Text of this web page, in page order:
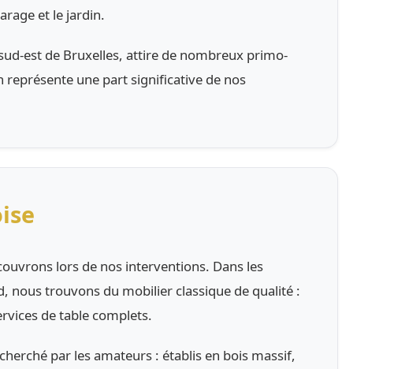
et le jardin.
est de Bruxelles, attire de nombreux primo-
représente une part significative de nos
lors de nos interventions. Dans les
nous trouvons du mobilier classique de qualité :
de table complets.
par les amateurs : établis en bois massif,